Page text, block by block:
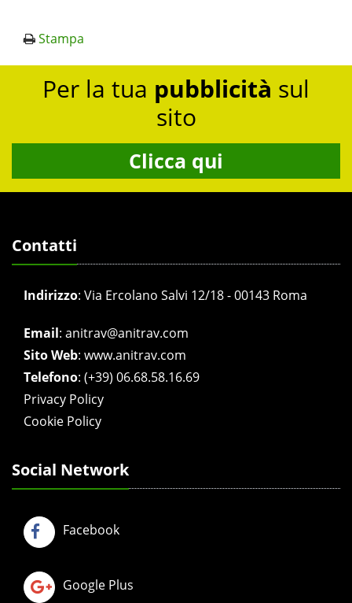
Stampa
Per la tua pubblicità sul
sito
Clicca qui
Contatti
Indirizzo: Via Ercolano Salvi 12/18 - 00143 Roma
Email: anitrav@anitrav.com
Sito Web: www.anitrav.com
Telefono: (+39) 06.68.58.16.69
Privacy Policy
Cookie Policy
Social Network
Facebook
Google Plus